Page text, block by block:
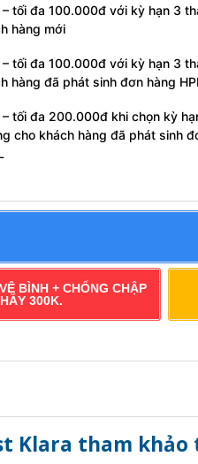
– tối đa 100.000đ với kỳ hạn 3
hàng mới
– tối đa 100.000đ với kỳ hạn 3
hàng đã phát sinh đơn hàng
– tối đa 200.000đ khi chọn kỳ
cho khách hàng đã phát sinh
BÌNH + CHỐNG CHẬP
300K.
Klara tham